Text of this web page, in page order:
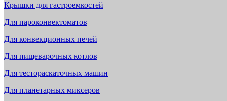
Крышки для гастроемкостей
Для пароконвектоматов
Для конвекционных печей
Для пищеварочных котлов
Для тестораскаточных машин
Для планетарных миксеров